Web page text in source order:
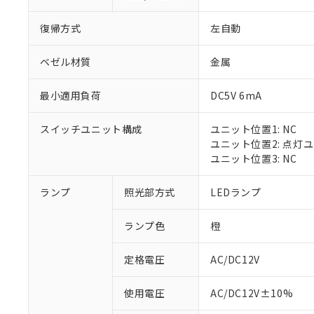
復帰方式 左自動
ベゼル材質 金属
最小適用負荷 DC5V 6mA
スイッチユニット構成
ユニット位置1: NC
ユニット位置2: 点灯
ユニット位置3: NC
ランプ 照光部方式 LEDランプ
ランプ色 橙
定格電圧 AC/DC12V
使用電圧 AC/DC12V±10%
ご利用条件
※1 対応状況
調査・確認中：
非該当品：ライセ
仕入先様の事情に
があります。
※1 中国